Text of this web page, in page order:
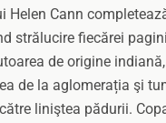
Helen Cann
strălucire fiecărei
de origine
de la aglomerația şi
liniştea pădurii.